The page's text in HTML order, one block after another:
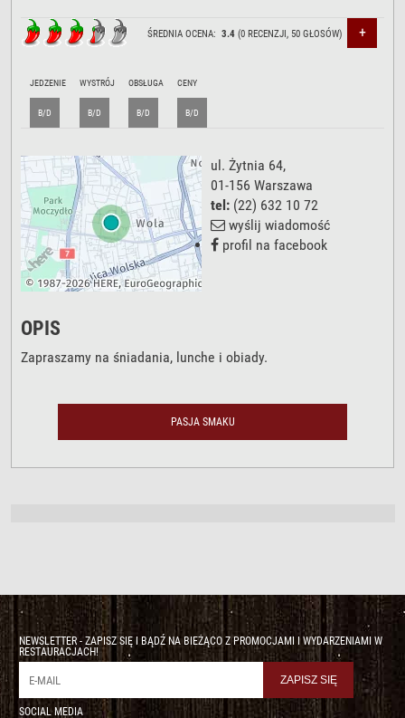
ŚREDNIA OCENA:3.4 (0 RECENZJI, 50 GŁOSÓW) +
JEDZENIE
B/D
WYSTRÓJ
B/D
OBSŁUGA
B/D
CENY
B/D
ul. Żytnia 64,
01-156 Warszawa
tel: (22) 632 10 72
wyślij wiadomość
profil na facebook
OPIS
Zapraszamy na śniadania, lunche i obiady.
PASJA SMAKU
NEWSLETTER - ZAPISZ SIĘ I BĄDŹ NA BIEŻĄCO Z PROMOCJAMI I WYDARZENIAMI W
RESTAURACJACH!
SOCIAL MEDIA